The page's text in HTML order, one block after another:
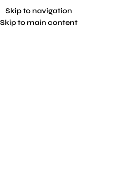
Skip to navigation
Skip to main content